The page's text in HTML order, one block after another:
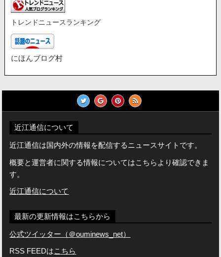
トレンドニュースランキング
にほんブログ村
近江通信について
近江通信は国内外の情報を配信するニュースサイトです。
概要と運営者に関する情報についてはこちらより確認できま
す。
近江通信について
最新の更新情報はこちらから
公式ツイッター（＠ouminews_net）
RSS FEEDはこちら